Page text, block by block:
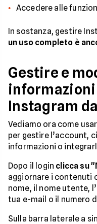
Accedere alle
In sostanza, gestire
un uso completo è
Gestire e
Instagram
Vediamo ora come
per gestire l’account,
informazioni o
Dopo il login clicca su
aggiornare i contenuti
nome, il nome utente,
tua e-mail o il numero
Sulla barra laterale a